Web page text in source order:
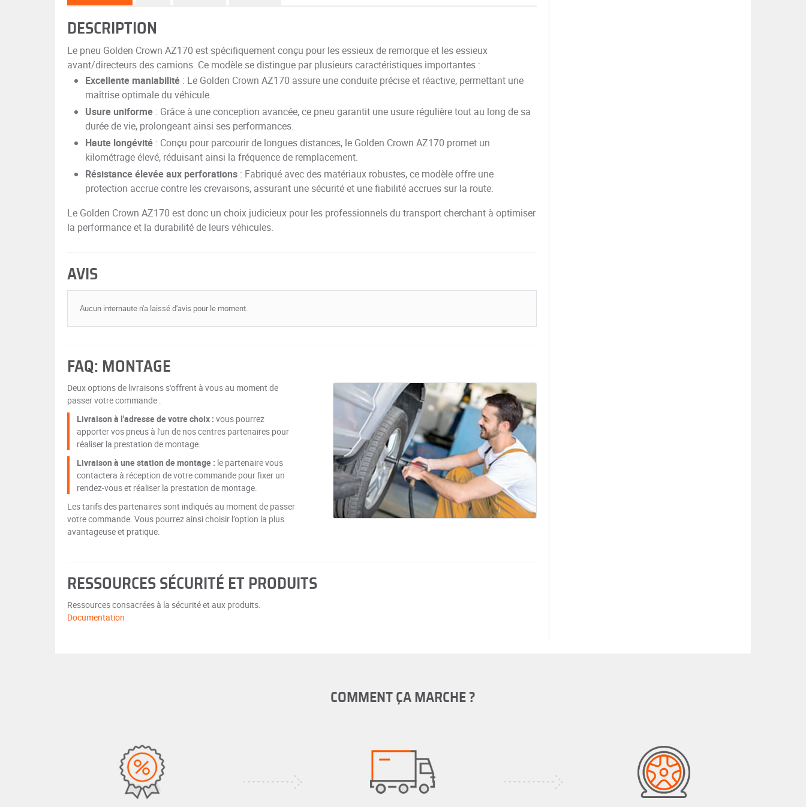
DESCRIPTION
Le pneu Golden Crown AZ170 est spécifiquement conçu pour les essieux de remorque et les essieux
avant/directeurs des camions. Ce modèle se distingue par plusieurs caractéristiques importantes :
Excellente maniabilité : Le Golden Crown AZ170 assure une conduite précise et réactive, permettant une
maîtrise optimale du véhicule.
Usure uniforme : Grâce à une conception avancée, ce pneu garantit une usure régulière tout au long de sa
durée de vie, prolongeant ainsi ses performances.
Haute longévité : Conçu pour parcourir de longues distances, le Golden Crown AZ170 promet un
kilométrage élevé, réduisant ainsi la fréquence de remplacement.
Résistance élevée aux perforations : Fabriqué avec des matériaux robustes, ce modèle offre une
protection accrue contre les crevaisons, assurant une sécurité et une fiabilité accrues sur la route.
Le Golden Crown AZ170 est donc un choix judicieux pour les professionnels du transport cherchant à optimiser
la performance et la durabilité de leurs véhicules.
AVIS
Aucun internaute n'a laissé d'avis pour le moment.
FAQ: MONTAGE
Deux options de livraisons s'offrent à vous au moment de
passer votre commande :
Livraison à l'adresse de votre choix : vous pourrez
apporter vos pneus à l'un de nos centres partenaires pour
réaliser la prestation de montage.
Livraison à une station de montage : le partenaire vous
contactera à réception de votre commande pour fixer un
rendez-vous et réaliser la prestation de montage.
Les tarifs des partenaires sont indiqués au moment de passer
votre commande. Vous pourrez ainsi choisir l’option la plus
avantageuse et pratique.
RESSOURCES SÉCURITÉ ET PRODUITS
Ressources consacrées à la sécurité et aux produits.
Documentation
COMMENT ÇA MARCHE ?